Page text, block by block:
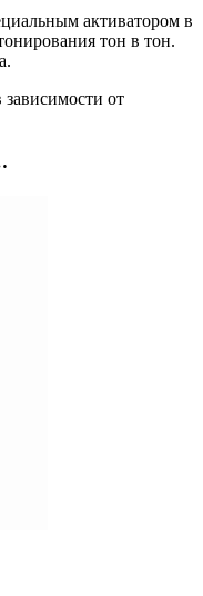
активатором в
тон в тон.
от